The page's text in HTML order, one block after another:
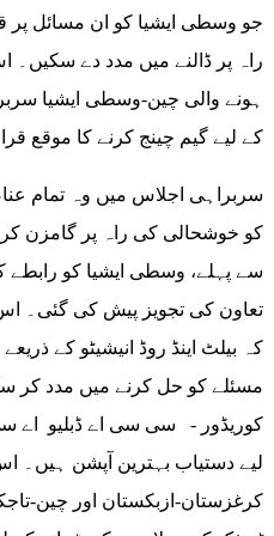
جو وسطی ایشیا کو ان مسائل پر
ہونے والی چین-وسطی ایشیا
کے لیے گیم چینج کرنے کا موقع قرار
سربراہی اجلاس میں وہ تمام
کو خوشحالی کی راہ پر گامزن
سے پہلے، وسطی ایشیا کو رابطے
تعاون کی تجویز پیش کی گئی۔
کہ بیلٹ اینڈ روڈ انیشیٹو کے
مسئلے کو حل کرنے میں مدد کر
کوریڈور - سی سی اے ڈبلیو
لیے دستیاب بہترین آپشن ہیں۔
کرغزستان-ازبکستان اور چین-